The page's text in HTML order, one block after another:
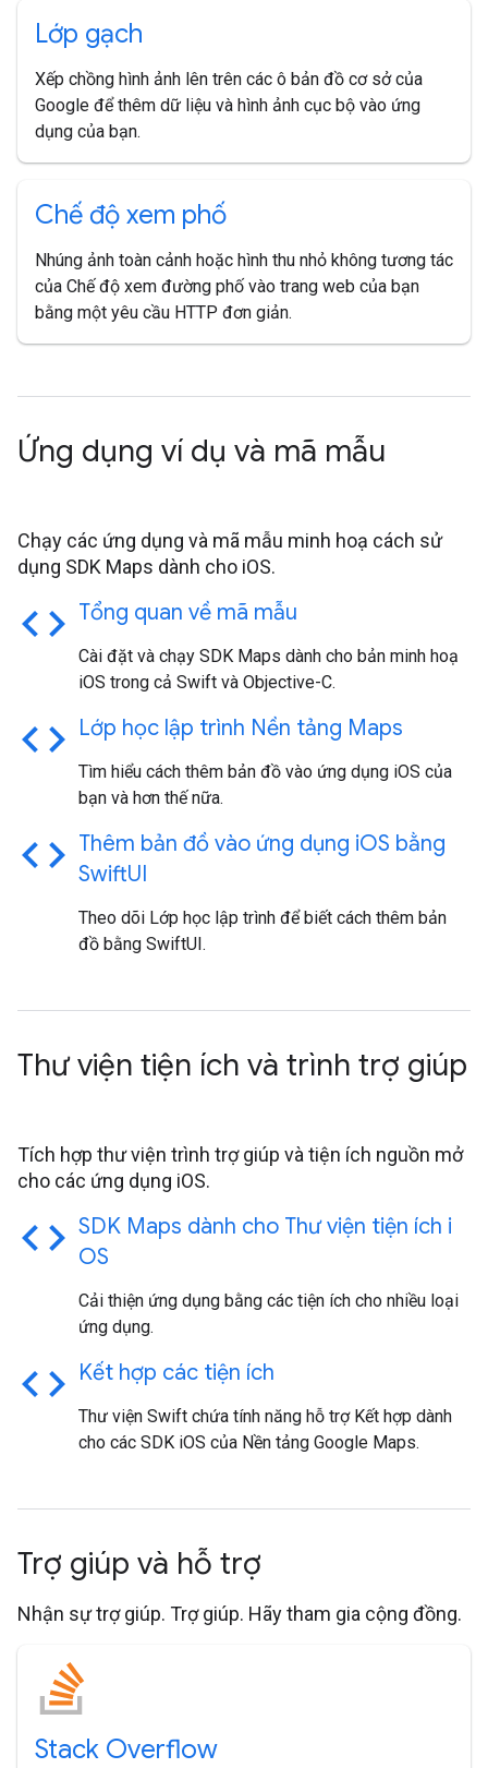
Lớp gạch
Xếp chồng hình ảnh lên trên các ô bản đồ cơ sở của
Google để thêm dữ liệu và hình ảnh cục bộ vào ứng
dụng của bạn.
Chế độ xem phố
Nhúng ảnh toàn cảnh hoặc hình thu nhỏ không tương tác
của Chế độ xem đường phố vào trang web của bạn
bằng một yêu cầu HTTP đơn giản.
Ứng dụng ví dụ và mã mẫu
Chạy các ứng dụng và mã mẫu minh hoạ cách sử
dụng SDK Maps dành cho iOS.
code Tổng quan về mã mẫu
Cài đặt và chạy SDK Maps dành cho bản minh hoạ
iOS trong cả Swift và Objective-C.
code Lớp học lập trình Nền tảng Maps
Tìm hiểu cách thêm bản đồ vào ứng dụng iOS của
bạn và hơn thế nữa.
code Thêm bản đồ vào ứng dụng iOS bằng
SwiftUI
Theo dõi Lớp học lập trình để biết cách thêm bản
đồ bằng SwiftUI.
Thư viện tiện ích và trình trợ giúp
Tích hợp thư viện trình trợ giúp và tiện ích nguồn mở
cho các ứng dụng iOS.
code SDK Maps dành cho Thư viện tiện ích i
OS
Cải thiện ứng dụng bằng các tiện ích cho nhiều loại
ứng dụng.
code Kết hợp các tiện ích
Thư viện Swift chứa tính năng hỗ trợ Kết hợp dành
cho các SDK iOS của Nền tảng Google Maps.
Trợ giúp và hỗ trợ
Nhận sự trợ giúp. Trợ giúp. Hãy tham gia cộng đồng.
Stack Overflow